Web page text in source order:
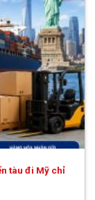
tàu đi Mỹ chỉ